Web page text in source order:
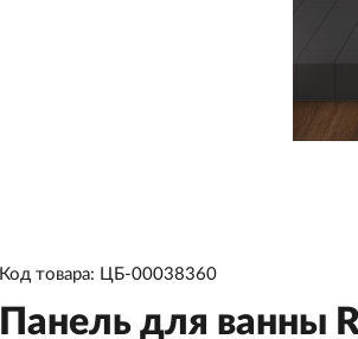
Код товара: ЦБ-00038360
Панель для ванны